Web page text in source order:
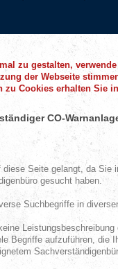
zu gestalten,
der Webseite
zu Cookies erhalten Sie
CO-
Seite gelangt, da Sie
gesucht haben.
Suchbegriffe in
Begriffe aufzuführen, die